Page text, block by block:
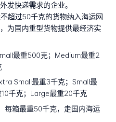
发快递需求的企业。
超过50千克的货物纳入海运网
为国内重型货物提供最经济实
最重500克；Medium最重2
Small最重3千克；Small最
千克；Large最重20千克
每箱最重50千克，走国内海运